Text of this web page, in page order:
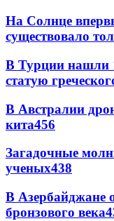
На Солнце
существовало
В Турции нашли
статую
В Австралии
кита456
Загадочные
ученых438
В Азербайджане
бронзового века